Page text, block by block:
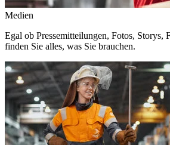
Medien
Egal ob Pressemitteilungen, Fotos, Storys,
finden Sie alles, was Sie brauchen.